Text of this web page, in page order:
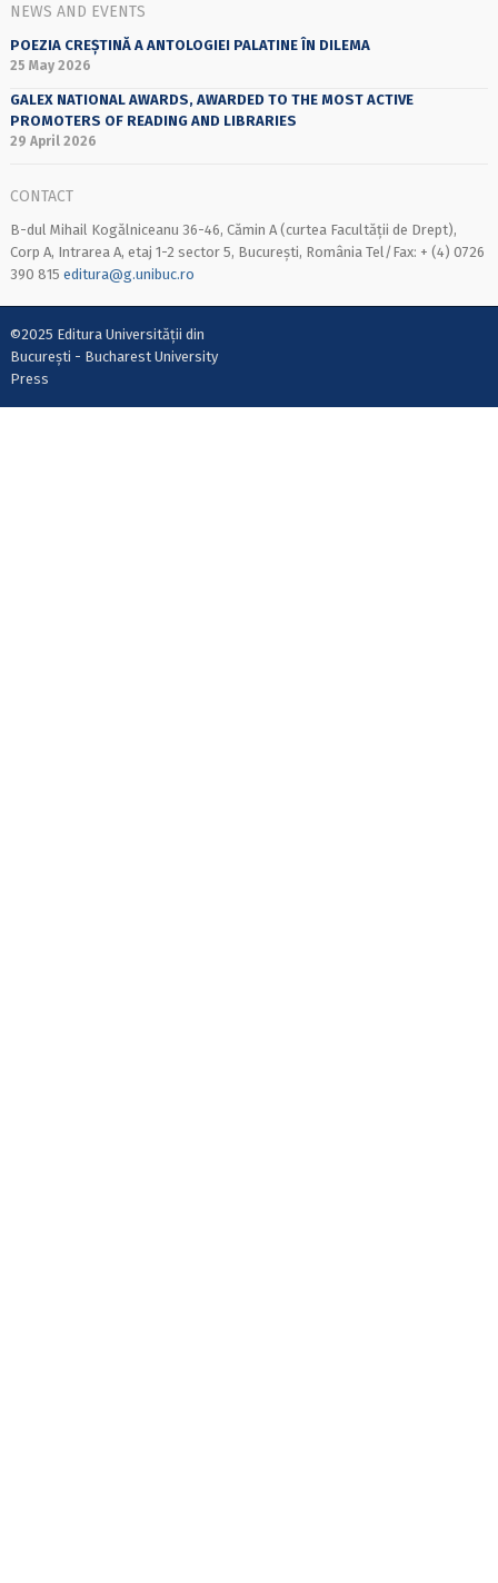
NEWS AND EVENTS
POEZIA CREȘTINĂ A ANTOLOGIEI PALATINE ÎN DILEMA
25 May 2026
GALEX NATIONAL AWARDS, AWARDED TO THE MOST ACTIVE
PROMOTERS OF READING AND LIBRARIES
29 April 2026
CONTACT
B-dul Mihail Kogălniceanu 36-46, Cămin A (curtea Facultății de Drept),
Corp A, Intrarea A, etaj 1-2 sector 5, București, România Tel/Fax: + (4) 0726
390 815 editura@g.unibuc.ro
©2025 Editura Universității din
București - Bucharest University
Press